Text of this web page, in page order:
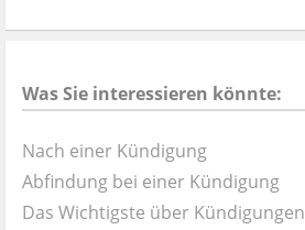
Was Sie interessieren könnte:
Nach einer Kündigung
Abfindung bei einer Kündigung
Das Wichtigste über Kündigungen